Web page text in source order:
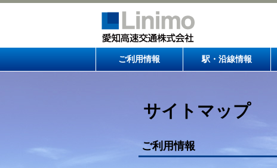
ご利用情報 駅・沿線情報
サイトマップ
ご利用情報